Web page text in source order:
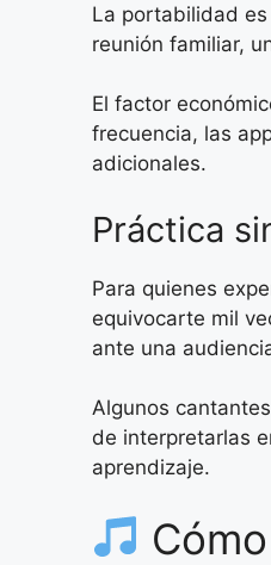
La portabilidad
reunión familiar,
El factor
frecuencia, las
adicionales.
Práctica
Para quienes
equivocarte mil
ante una
Algunos
de interpretarlas
aprendizaje.